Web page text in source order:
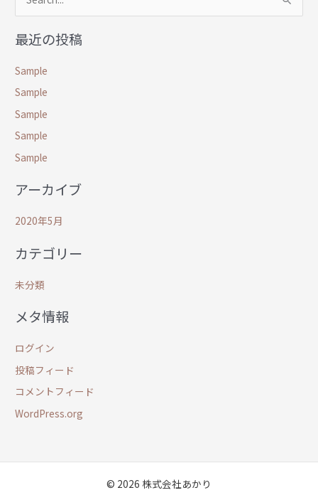
索
対
:
最近の投稿
Sample
Sample
Sample
Sample
Sample
アーカイブ
2020年5月
カテゴリー
未分類
メタ情報
ログイン
投稿フィード
コメントフィード
WordPress.org
© 2026 株式会社あかり